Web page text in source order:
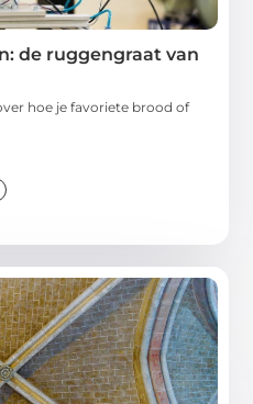
de ruggengraat van
hoe je favoriete brood of